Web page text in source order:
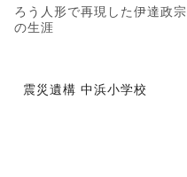
ろう人形で再現した伊達政宗
の生涯
震災遺構 中浜小学校